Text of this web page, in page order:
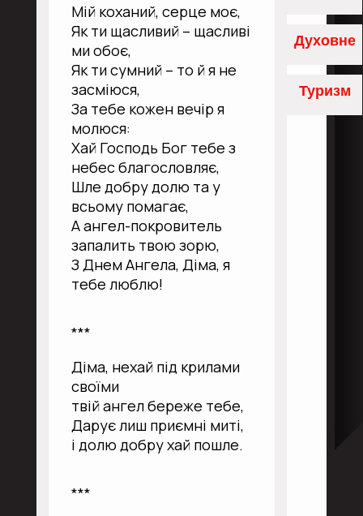
Мій коханий, серце моє,
Як ти щасливий – щасливі
ми обоє,
Як ти сумний – то й я не
засміюся,
За тебе кожен вечір я
молюся:
Хай Господь Бог тебе з
небес благословляє,
Шле добру долю та у
всьому помагає,
А ангел-покровитель
запалить твою зорю,
З Днем Ангела, Діма, я
тебе люблю!
***
Діма, нехай під крилами
своїми
твій ангел береже тебе,
Дарує лиш приємні миті,
і долю добру хай пошле.
***
Духовне
Туризм